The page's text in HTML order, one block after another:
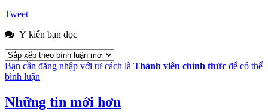
Tweet
Ý kiến bạn đọc
Bạn cần đăng nhập với tư cách là Thành viên chính thức để có thể
bình luận
Những tin mới hơn